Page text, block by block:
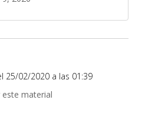
25/02/2020 a las 01:39
material